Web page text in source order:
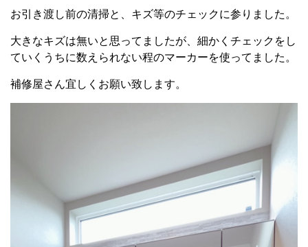
お引き渡し前の清掃と、キズ等のチェックに参りました。
大きなキズは無いと思ってましたが、細かくチェックをし
ていくうちに数えられない程のマーカーを使ってました。
補修屋さん宜しくお願い致します。